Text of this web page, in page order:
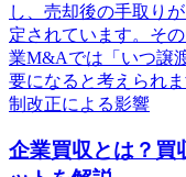
し、売却後の手取り
定されています。そ
業M&Aでは「いつ譲
要になると考えられ
制改正による影響
企業買収とは？買